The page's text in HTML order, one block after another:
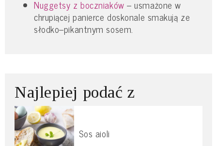
Nuggetsy z boczniaków – usmażone w
chrupiącej panierce doskonale smakują ze
słodko–pikantnym sosem.
Najlepiej podać z
Sos aioli